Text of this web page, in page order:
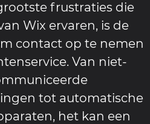
frustraties die
Wix ervaren, is de
contact op te nemen
Van niet-
tot automatische
het kan een